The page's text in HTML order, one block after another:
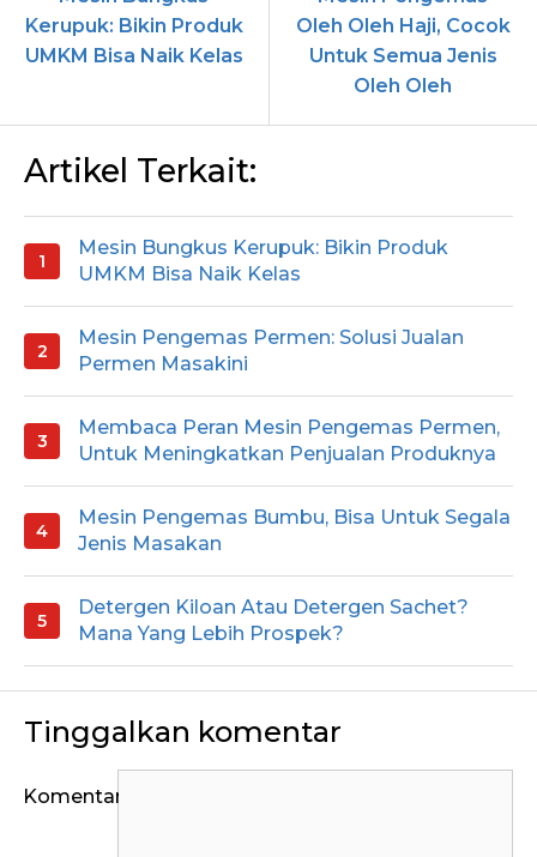
Kerupuk: Bikin Produk
UMKM Bisa Naik Kelas
Oleh Oleh Haji, Cocok
Untuk Semua Jenis
Oleh Oleh
Artikel Terkait:
Mesin Bungkus Kerupuk: Bikin Produk
UMKM Bisa Naik Kelas
Mesin Pengemas Permen: Solusi Jualan
Permen Masakini
Membaca Peran Mesin Pengemas Permen,
Untuk Meningkatkan Penjualan Produknya
Mesin Pengemas Bumbu, Bisa Untuk Segala
Jenis Masakan
Detergen Kiloan Atau Detergen Sachet?
Mana Yang Lebih Prospek?
Tinggalkan komentar
Komentar